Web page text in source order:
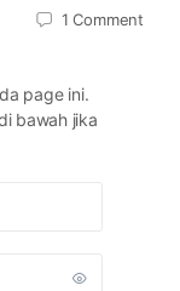
1Comment
page ini.
bawah jika